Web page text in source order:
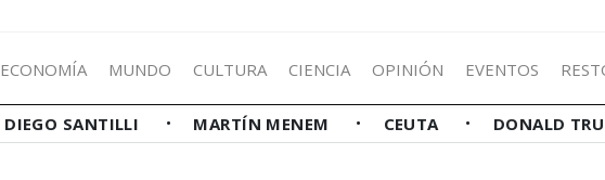
ECONOMÍA MUNDO CULTURA CIENCIA OPINIÓN EVENTOS
DIEGO SANTILLI MARTÍN MENEM CEUTA DONALD